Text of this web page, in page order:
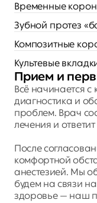
Временные
Зубной протез
Композитные
Культевые
Прием и
Всё начинается с
диагностика и
проблем. Врач
лечения и
После
комфортной
анестезией. Мы
будем на связи
здоровье — наш